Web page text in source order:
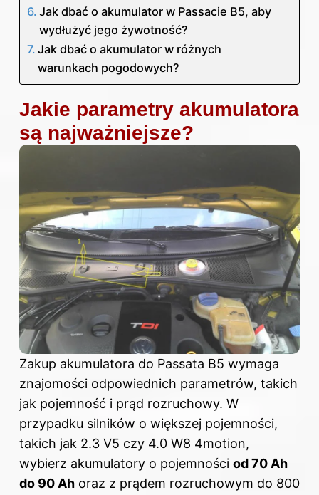
Jak dbać o akumulator w Passacie B5, aby
wydłużyć jego żywotność?
Jak dbać o akumulator w różnych
warunkach pogodowych?
Jakie parametry akumulatora
są najważniejsze?
Zakup akumulatora do Passata B5 wymaga
znajomości odpowiednich parametrów, takich
jak pojemność i prąd rozruchowy. W
przypadku silników o większej pojemności,
takich jak 2.3 V5 czy 4.0 W8 4motion,
wybierz akumulatory o pojemności od 70 Ah
do 90 Ah oraz z prądem rozruchowym do 800